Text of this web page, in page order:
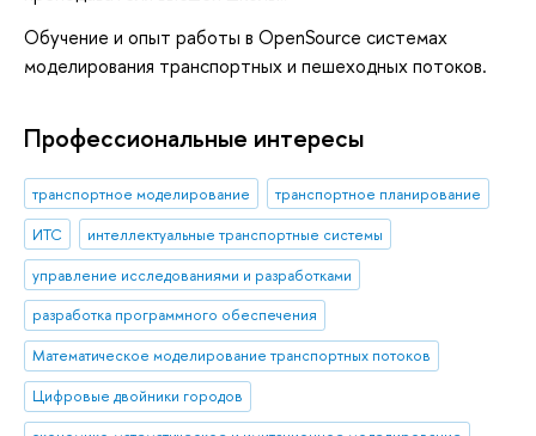
Обучение и опыт работы в OpenSource системах
моделирования транспортных и пешеходных потоков.
Профессиональные интересы
транспортное моделирование
транспортное планирование
ИТС
интеллектуальные транспортные системы
управление исследованиями и разработками
разработка программного обеспечения
Математическое моделирование транспортных потоков
Цифровые двойники городов